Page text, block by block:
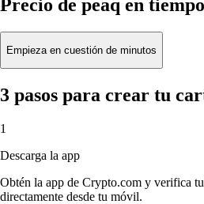
Precio de peaq en
Empieza en cuestión de minutos
3 pasos para crear tu
1
Descarga la app
Obtén la app de Crypto.com y verifica
directamente desde tu móvil.